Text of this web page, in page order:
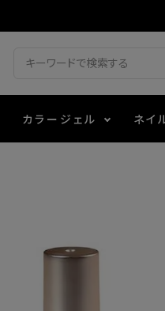
カラージェル ネイ